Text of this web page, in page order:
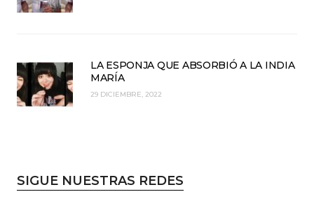
LA ESPONJA QUE ABSORBIÓ A LA INDIA
MARÍA
29 DICIEMBRE, 2022
SIGUE NUESTRAS REDES